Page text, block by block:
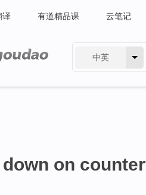
译 有道精品课 云笔记
中英
on